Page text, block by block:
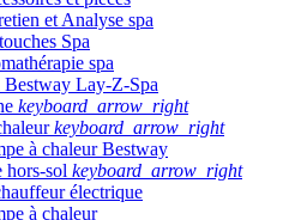
et Analyse spa
Spa
spa
Bestway Lay-Z-Spa
keyboard_arrow_right
keyboard_arrow_right
à chaleur Bestway
hors-sol keyboard_arrow_right
électrique
à chaleur